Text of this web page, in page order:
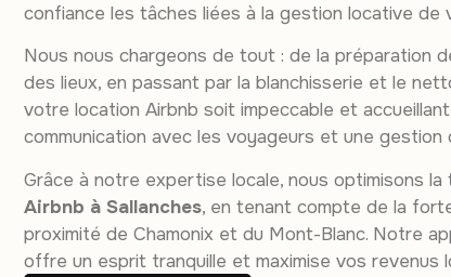
confiance les tâches liées à la gestion locative de
Nous nous chargeons de tout : de la préparation
des lieux, en passant par la blanchisserie et le
votre location Airbnb soit impeccable et
communication avec les voyageurs et une gestion
Grâce à notre expertise locale, nous optimisons
Airbnb à Sallanches, en tenant compte de la
proximité de Chamonix et du Mont-Blanc. Notre
offre un esprit tranquille et maximise vos revenus